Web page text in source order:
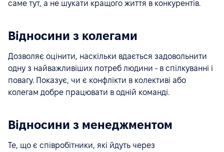
саме тут, а не шукати кращого життя в конкурентів.
Відносини з колегами
Дозволяє оцінити, наскільки вдається задовольнити
одну з найважливіших потреб людини - в спілкуванні і
повагу. Показує, чи є конфлікти в колективі або
колегам добре працювати в одній команді.
Відносини з менеджментом
Те, що є співробітники, які йдуть через